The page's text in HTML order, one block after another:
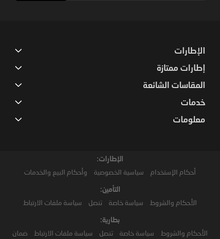
الإطارات
إطارات ممتازة
المقاسات الشائعة
خدمات
معلومات
الإطارات:
أحكام الإستخدام سياسية الخصوصية وأحكام البيع والخدمات
التأمين:
الأحكام والشروط سياسة خاصة تنصل سياسة ملفات الارتباط
بطارية:
الأحكام والشروط سياسة خاصة تنصل سياسة ملفات الارتباط ضمان